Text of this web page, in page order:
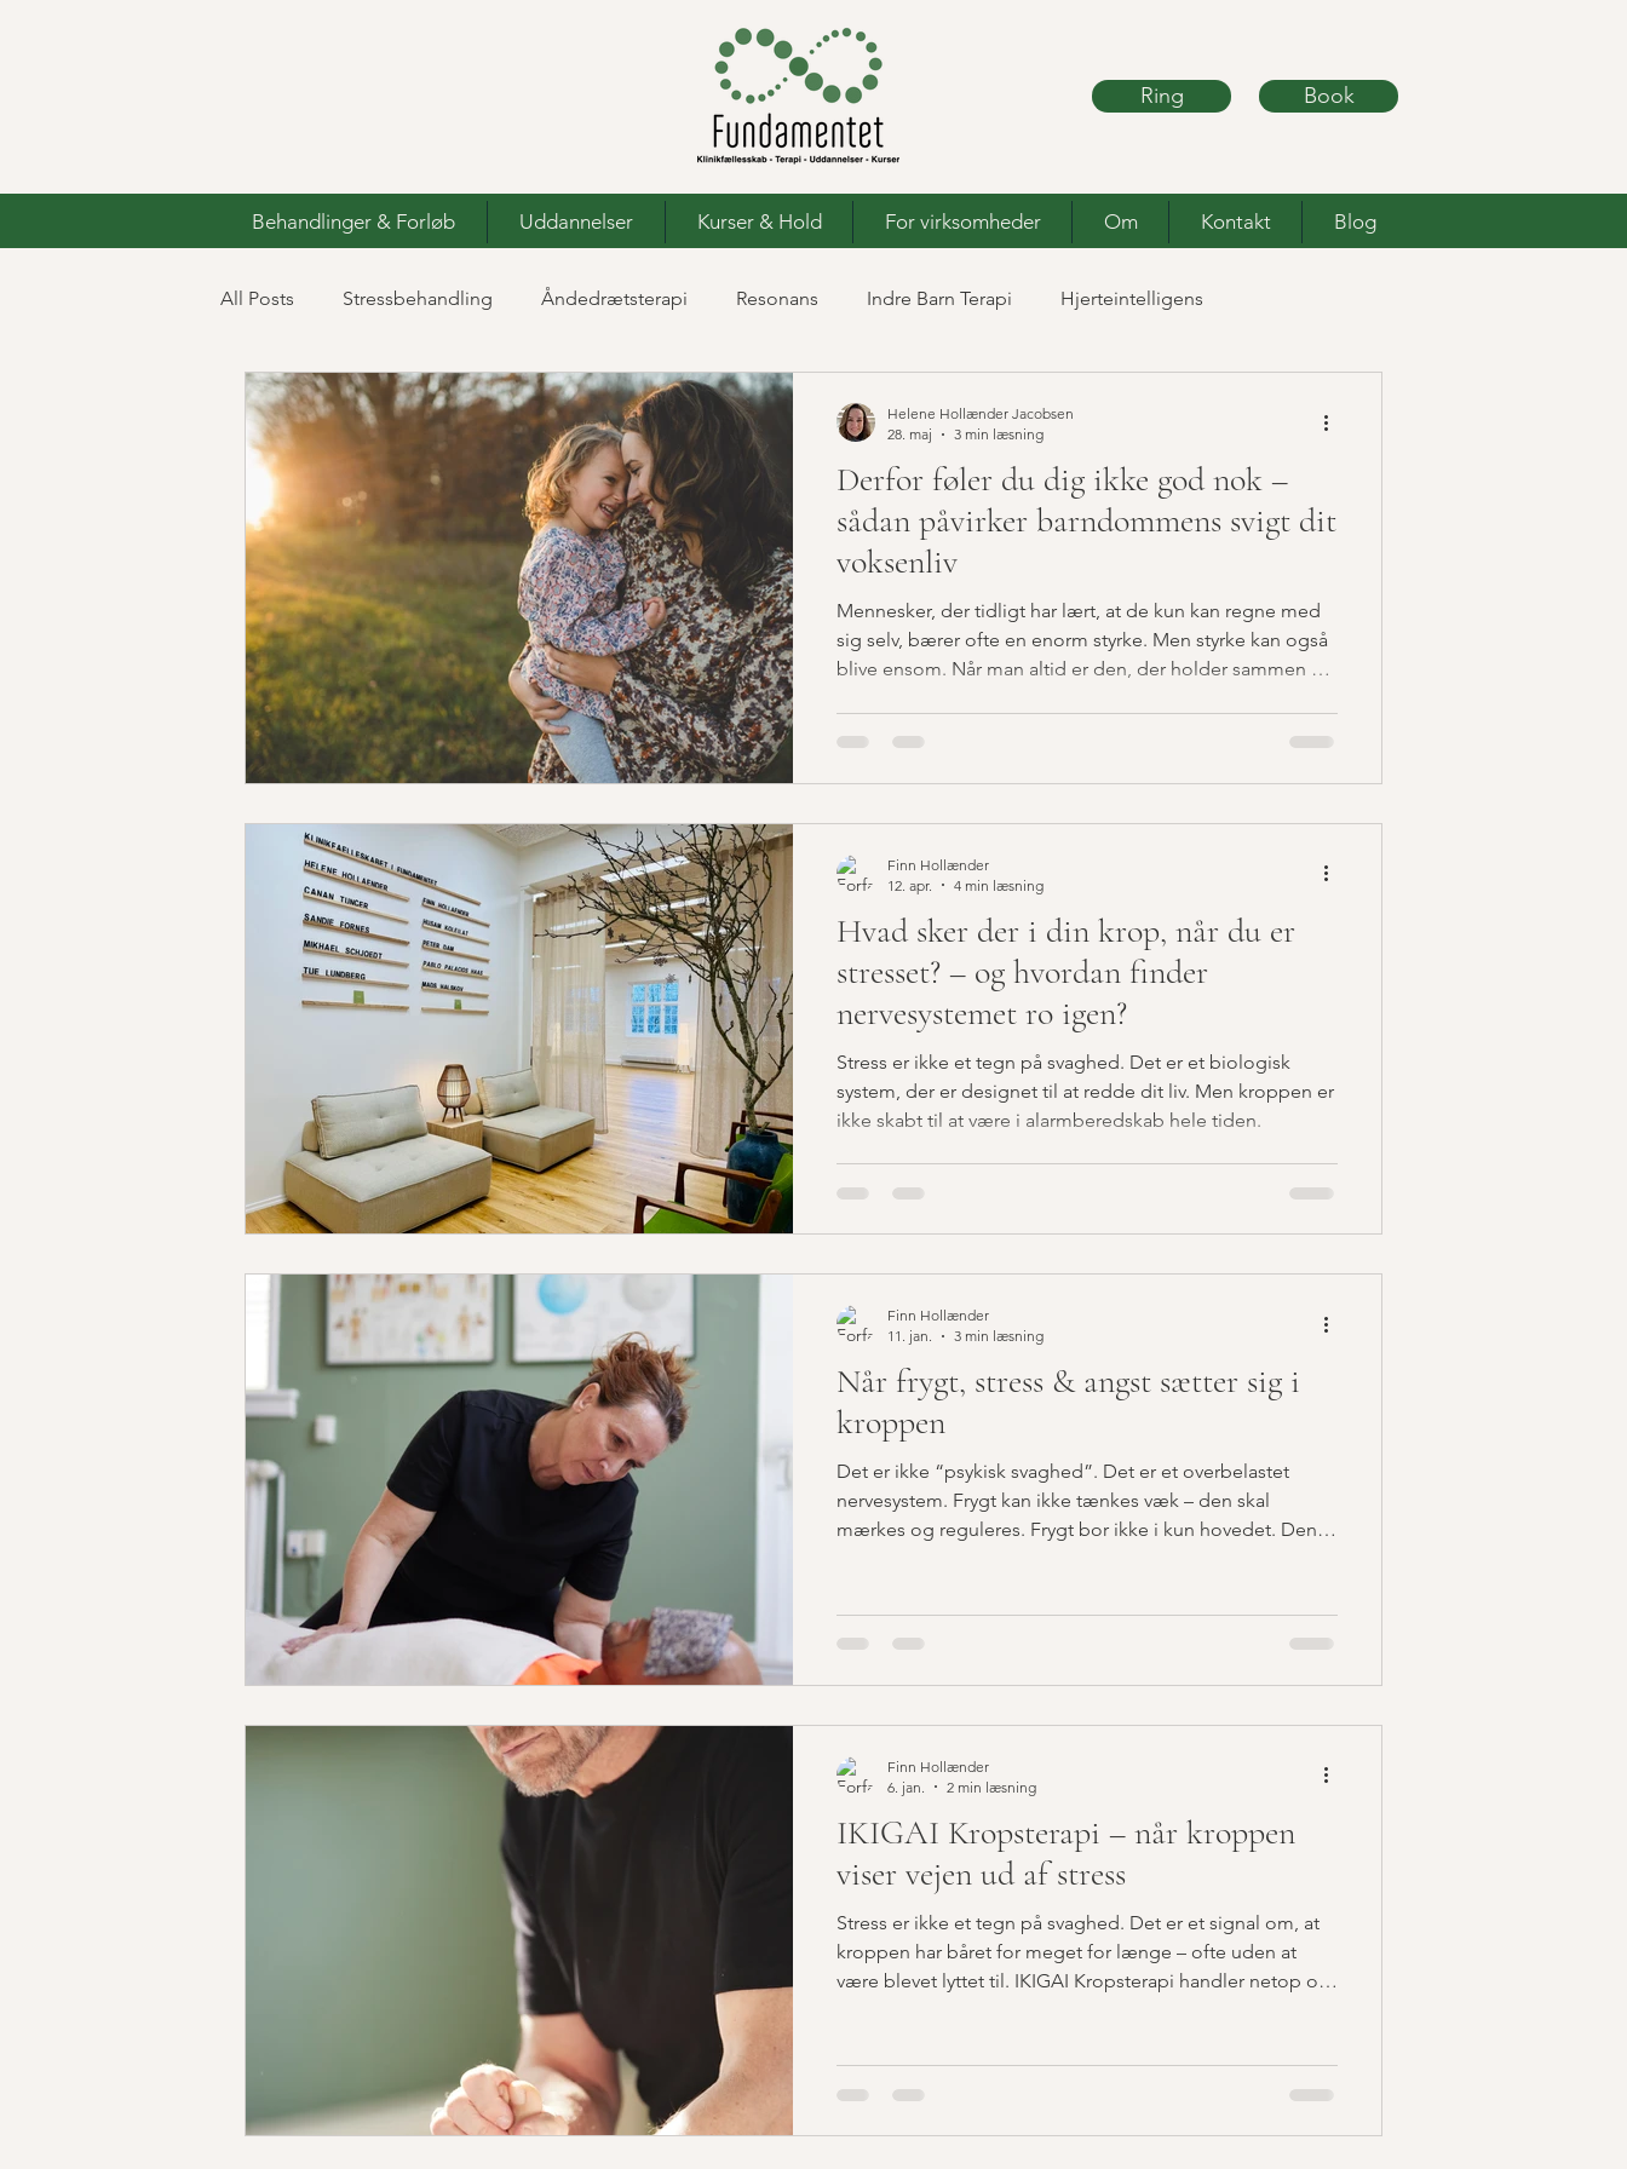
Ring Book
Behandlinger & Forløb Uddannelser Kurser & Hold For virksomheder Om Kontakt Blog
All Posts Stressbehandling Åndedrætsterapi Resonans Indre Barn Terapi Hjerteintelligens
Traumebehandling IKIGAI Terapi
Derfor føler du dig ikke god nok –
sådan påvirker barndommens svigt dit
voksenliv
Mennesker, der tidligt har lært, at de kun kan regne med
sig selv, bærer ofte en enorm styrke. Men styrke kan også
blive ensom. Når man altid er den, der holder sammen på
noget galt med dig. Det betyder ofte bare, at du tidligt
lærte, at det var nødvendigt at klare sig alene. Men gamle
Helene Hollænder Jacobsen
28. maj
3 min læsning
Hvad sker der i din krop, når du er
stresset? – og hvordan finder
nervesystemet ro igen?
Stress er ikke et tegn på svaghed. Det er et biologisk
system, der er designet til at redde dit liv. Men kroppen er
ikke skabt til at være i alarmberedskab hele tiden.
Finn Hollænder
12. apr.
4 min læsning
Når frygt, stress & angst sætter sig i
kroppen
Det er ikke “psykisk svaghed”. Det er et overbelastet
nervesystem. Frygt kan ikke tænkes væk – den skal
mærkes og reguleres. Frygt bor ikke i kun hovedet. Den
er her, vi bliver klar til kamp, flugt eller frys. Problemet er,
at mange mennesker aldrig rigtig kommer ud af denne
Finn Hollænder
11. jan.
3 min læsning
IKIGAI Kropsterapi – når kroppen
viser vejen ud af stress
Stress er ikke et tegn på svaghed. Det er et signal om, at
kroppen har båret for meget for længe – ofte uden at
være blevet lyttet til. IKIGAI Kropsterapi handler netop om
følger klarheden ofte helt af sig selv.
Finn Hollænder
6. jan.
2 min læsning